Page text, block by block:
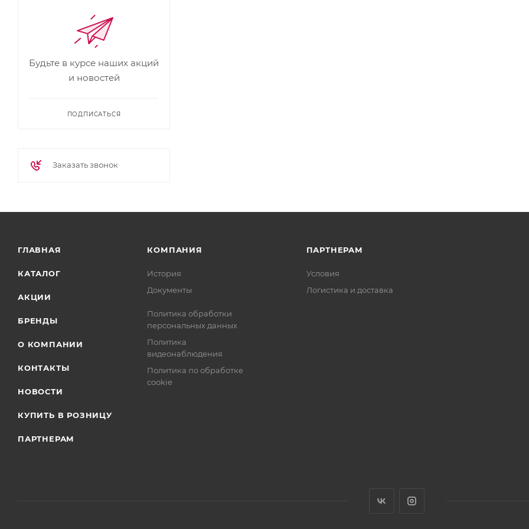
Будьте в курсе наших акций
и новостей
ПОДПИСАТЬСЯ
Заказать звонок
ГЛАВНАЯ
КАТАЛОГ
АКЦИИ
БРЕНДЫ
О КОМПАНИИ
КОНТАКТЫ
НОВОСТИ
КУПИТЬ В РОЗНИЦУ
ПАРТНЕРАМ
КОМПАНИЯ
История
Документы
Политика обработки
персональных данных
Политика
видеонаблюдения
Политика по обработке
cookie
ПАРТНЕРАМ
Условия
Логистика и доставка